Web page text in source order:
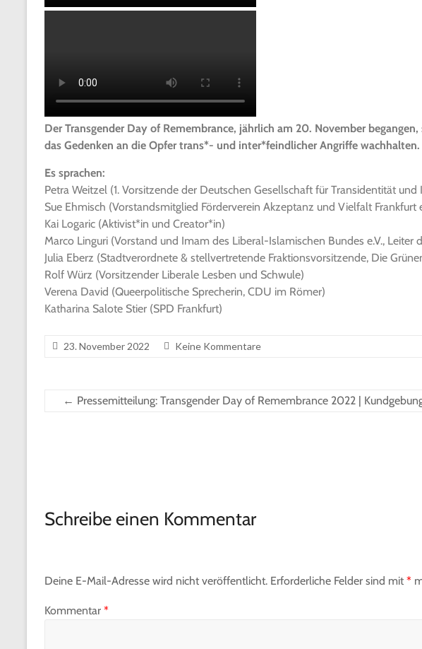
Der Transgender Day of Remembrance, jährlich am 20. November
das Gedenken an die Opfer trans*- und inter*feindlicher Angriffe wachhalten.
Es sprachen:
Petra Weitzel (1. Vorsitzende der Deutschen Gesellschaft für Transidentität und
Sue Ehmisch (Vorstandsmitglied Förderverein Akzeptanz und Vielfalt Frankfurt
Kai Logaric (Aktivist*in und Creator*in)
Marco Linguri (Vorstand und Imam des Liberal-Islamischen Bundes e.V., Leiter
Julia Eberz (Stadtverordnete & stellvertretende Fraktionsvorsitzende, Die
Rolf Würz (Vorsitzender Liberale Lesben und Schwule)
Verena David (Queerpolitische Sprecherin, CDU im Römer)
Katharina Salote Stier (SPD Frankfurt)
23. November 2022 Keine Kommentare
← Pressemitteilung: Transgender Day of Remembrance 2022 |
Schreibe einen Kommentar
Deine E-Mail-Adresse wird nicht veröffentlicht. Erforderliche Felder sind mit *
Kommentar *